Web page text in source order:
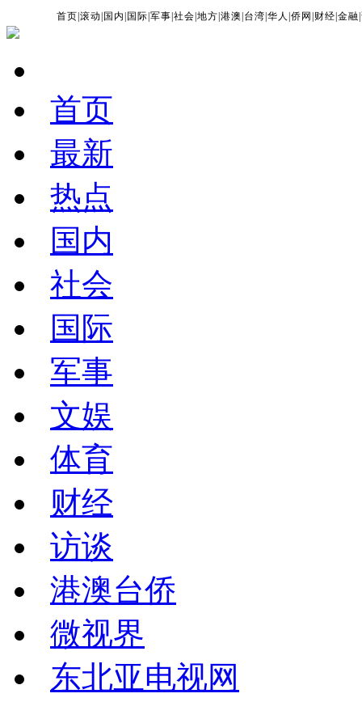
首页 |滚动 国内 国际 |军事 |社会 |地方 |港澳 台湾 |华人 |侨网 财经 |金融 |
首页
最新
热点
国内
社会
国际
军事
文娱
体育
财经
访谈
港澳台侨
微视界
东北亚电视网